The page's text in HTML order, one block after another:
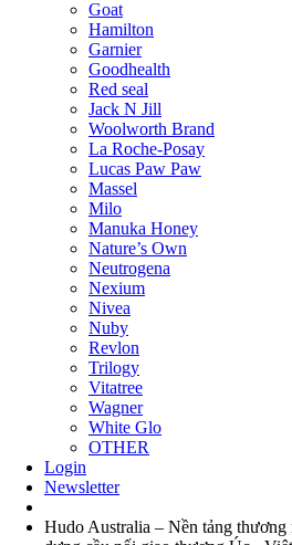
Goat
Hamilton
Garnier
Goodhealth
Red seal
Jack N Jill
Woolworth Brand
La Roche-Posay
Lucas Paw Paw
Massel
Milo
Manuka Honey
Nature’s Own
Neutrogena
Nexium
Nivea
Nuby
Revlon
Trilogy
Vitatree
Wagner
White Glo
OTHER
Login
Newsletter
Hudo Australia – Nền tảng